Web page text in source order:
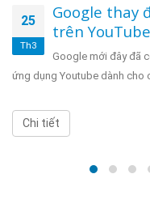
25
Th3
Google thay
trên YouTube
Google mới đây đã
ứng dụng Youtube dành cho
Chi tiết